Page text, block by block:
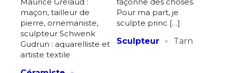
maçon, tailleur de
pierre, ornemaniste,
sculpteur Schwenk
Gudrun : aquarelliste et
artiste textile
Pour ma part, je
sculpte princ […]
Sculpteur · Tarn